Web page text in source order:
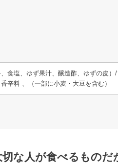
食塩、ゆず果汁、醸造酢、ゆずの皮
辛料 、（一部に小麦・大豆を含む）
切な人が食べるものだ